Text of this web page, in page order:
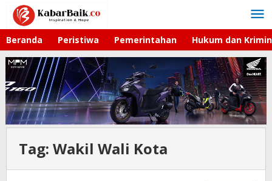
Lewati
konten
Beranda Peristiwa Pemerintahan Hukum dan
Tag: Wakil Wali Kota